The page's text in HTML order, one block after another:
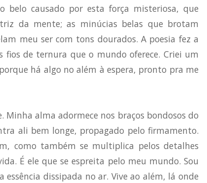
belo causado por esta força misteriosa, que
da mente; as minúcias belas que brotam
meu ser com tons dourados. A poesia fez a
fios de ternura que o mundo oferece. Criei um
há algo no além à espera, pronto pra me
Minha alma adormece nos braços bondosos do
ali bem longe, propagado pelo firmamento.
como também se multiplica pelos detalhes
É ele que se espreita pelo meu mundo. Sou
essência dissipada no ar. Vive ao além, lá onde